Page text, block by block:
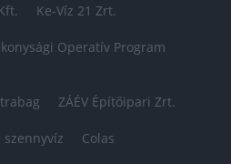
Ke-Víz 21 Zrt.
Operatív Program
ZÁÉV Építőipari Zrt.
szennyvíz Colas